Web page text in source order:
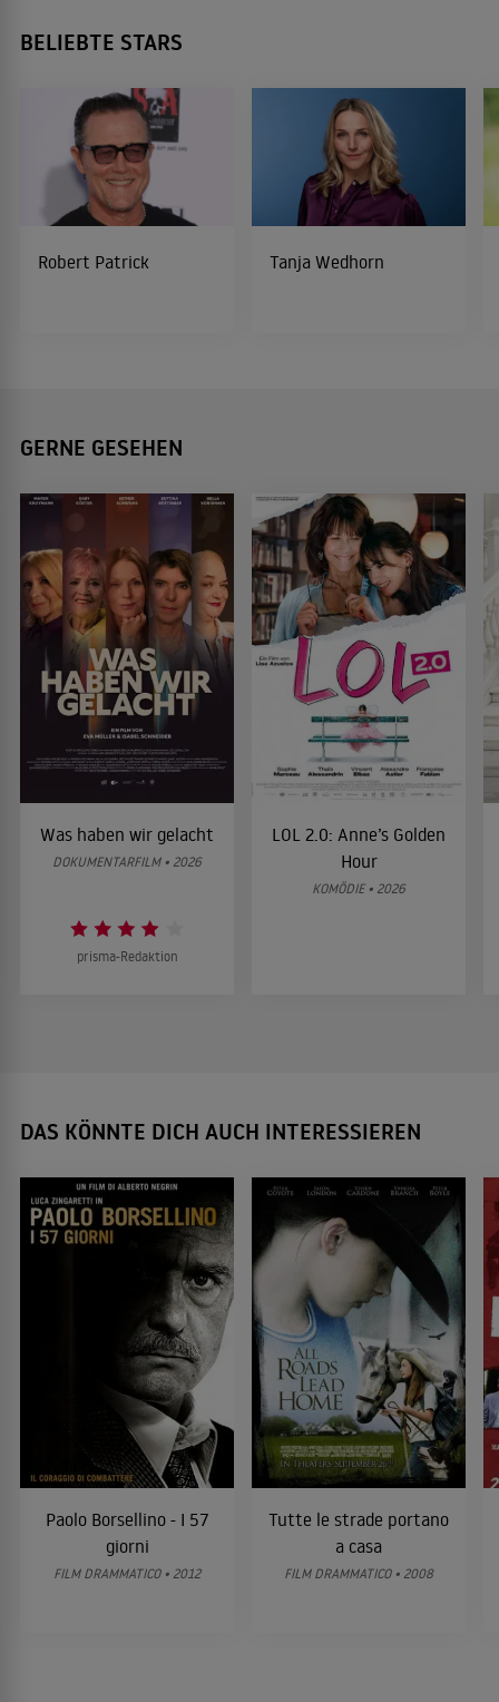
BELIEBTE STARS
Robert Patrick Tanja Wedhorn
GERNE GESEHEN
Was haben wir gelacht
DOKUMENTARFILM • 2026
prisma-Redaktion
LOL 2.0: Anne’s Golden
Hour
KOMÖDIE • 2026
DAS KÖNNTE DICH AUCH INTERESSIEREN
Paolo Borsellino - I 57
giorni
FILM DRAMMATICO • 2012
Tutte le strade portano
a casa
FILM DRAMMATICO • 2008